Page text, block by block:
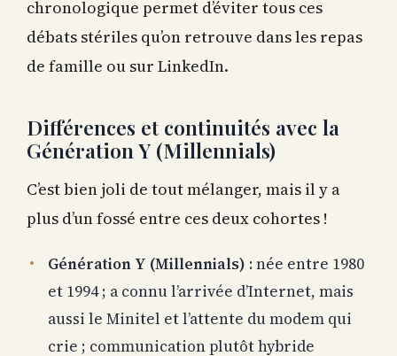
chronologique permet d’éviter tous ces
débats stériles qu’on retrouve dans les repas
de famille ou sur LinkedIn.
Différences et continuités avec la
Génération Y (Millennials)
C’est bien joli de tout mélanger, mais il y a
plus d’un fossé entre ces deux cohortes !
Génération Y (Millennials) : née entre 1980
et 1994 ; a connu l’arrivée d’Internet, mais
aussi le Minitel et l’attente du modem qui
crie ; communication plutôt hybride